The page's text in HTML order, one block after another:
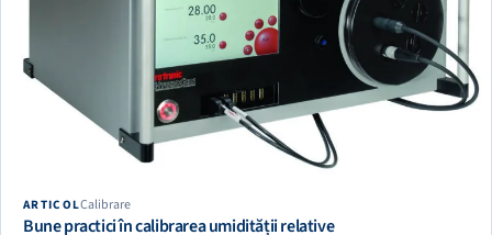
ARTICOLCalibrare
Bune practici în calibrarea umidității relative